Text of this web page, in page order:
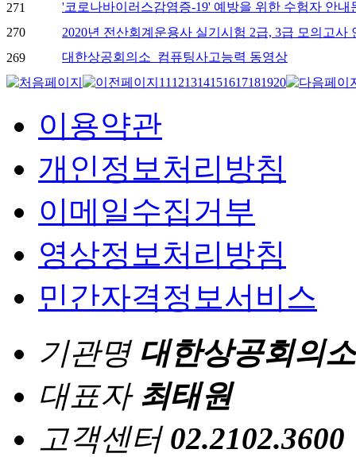
271
'코로나바이러스감염증-19' 예방을 위한 수험자 안내
270
2020년 전산회계운용사 실기시험 2급, 3급 모의고사
269
대한상공회의소_컴퓨팅사고능력 동영상
11 121314151617181920
이용약관
개인정보처리방침
이메일수집거부
영상정보처리방침
민간자격정보서비스
기관명 대한상공회의소
대표자 최태원
고객센터 02.2102.3600